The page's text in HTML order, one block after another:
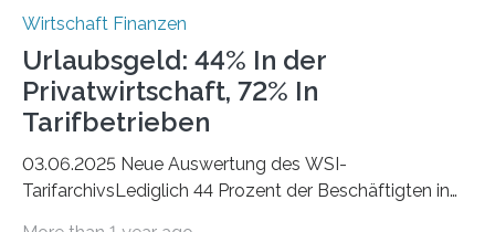
Wirtschaft Finanzen
Urlaubsgeld: 44% In der
Privatwirtschaft, 72% In
Tarifbetrieben
03.06.2025 Neue Auswertung des WSI-
TarifarchivsLediglich 44 Prozent der Beschäftigten in